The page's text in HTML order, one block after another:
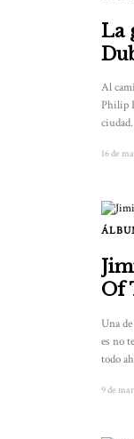
La
Al
Philip
16 de
Of
Una
es no
todo
9 de